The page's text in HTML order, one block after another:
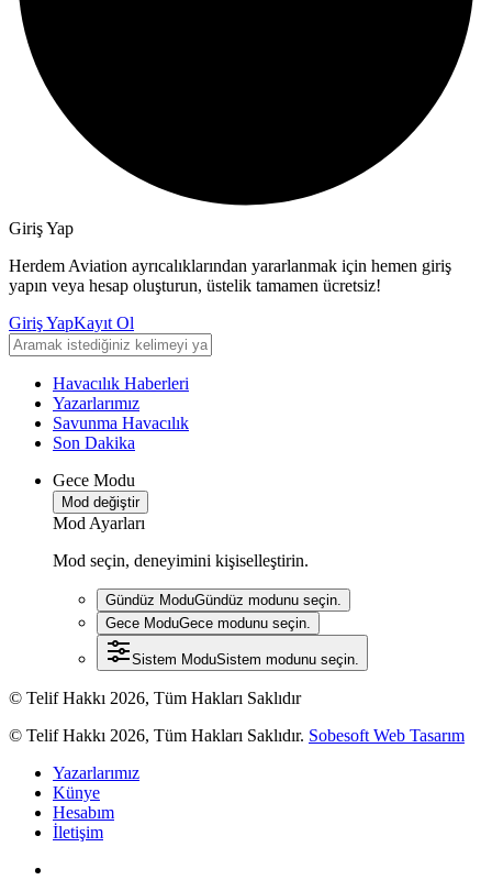
Giriş Yap
Herdem Aviation ayrıcalıklarından yararlanmak için hemen giriş
yapın veya hesap oluşturun, üstelik tamamen ücretsiz!
Giriş YapKayıt Ol
Havacılık Haberleri
Yazarlarımız
Savunma Havacılık
Son Dakika
Gece Modu
Mod değiştir
Mod Ayarları
Mod seçin, deneyimini kişiselleştirin.
Gündüz ModuGündüz modunu seçin.
Gece ModuGece modunu seçin.
Sistem ModuSistem modunu seçin.
© Telif Hakkı 2026, Tüm Hakları Saklıdır
© Telif Hakkı 2026, Tüm Hakları Saklıdır. Sobesoft Web Tasarım
Yazarlarımız
Künye
Hesabım
İletişim